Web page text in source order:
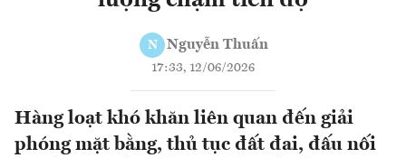
N Nguyễn Thuấn
17:33, 12/06/2026
Hàng loạt khó khăn liên quan đến giải
phóng mặt bằng, thủ tục đất đai, đấu nối